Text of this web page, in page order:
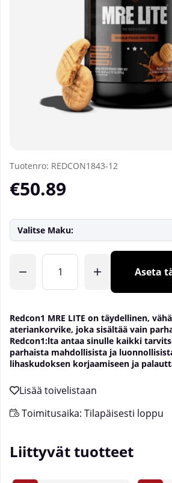
Tuotenro: REDCON1843-12
€50.89
Valitse Maku:
Aseta
Redcon1 MRE LITE on täydellinen,
ateriankorvike, joka sisältää vain
Redcon1:lta antaa sinulle kaikki
parhaista mahdollisista ja
lihaskudoksen korjaamiseen ja
Toimitusaika: Tilapäisesti loppu
Liittyvät tuotteet